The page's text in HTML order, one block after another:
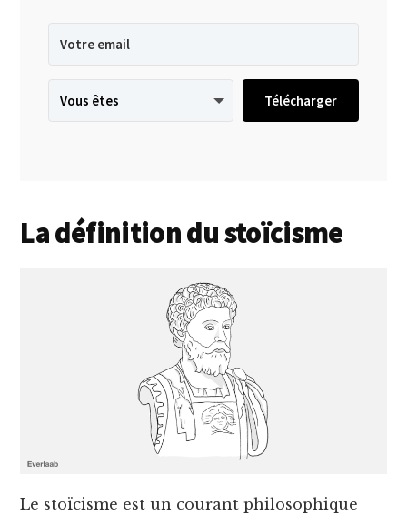
Télécharger
La définition du stoïcisme
Le stoïcisme est un courant philosophique